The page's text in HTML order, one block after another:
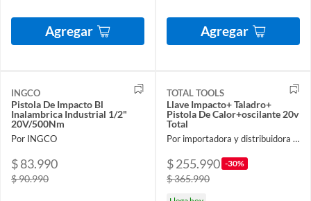
Agregar Agregar
INGCO
Pistola De Impacto Bl
Inalambrica Industrial 1/2"
20V/500Nm
Por INGCO
$ 83.990
$ 90.990
TOTAL TOOLS
Llave Impacto+ Taladro+
Pistola De Calor+oscilante 20v
Total
Por importadora y distribuidora ferroelectronic spa
$ 255.990 -30%
$ 365.990